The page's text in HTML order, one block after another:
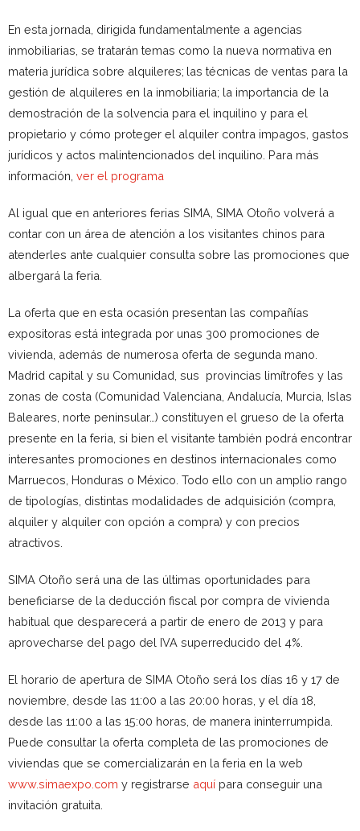
En esta jornada, dirigida fundamentalmente a agencias
inmobiliarias, se tratarán temas como la nueva normativa en
materia jurídica sobre alquileres; las técnicas de ventas para la
gestión de alquileres en la inmobiliaria; la importancia de la
demostración de la solvencia para el inquilino y para el
propietario y cómo proteger el alquiler contra impagos, gastos
jurídicos y actos malintencionados del inquilino. Para más
información, ver el programa
Al igual que en anteriores ferias SIMA, SIMA Otoño volverá a
contar con un área de atención a los visitantes chinos para
atenderles ante cualquier consulta sobre las promociones que
albergará la feria.
La oferta que en esta ocasión presentan las compañías
expositoras está integrada por unas 300 promociones de
vivienda, además de numerosa oferta de segunda mano.
Madrid capital y su Comunidad, sus provincias limítrofes y las
zonas de costa (Comunidad Valenciana, Andalucía, Murcia, Islas
Baleares, norte peninsular…) constituyen el grueso de la oferta
presente en la feria, si bien el visitante también podrá encontrar
interesantes promociones en destinos internacionales como
Marruecos, Honduras o México. Todo ello con un amplio rango
de tipologías, distintas modalidades de adquisición (compra,
alquiler y alquiler con opción a compra) y con precios
atractivos.
SIMA Otoño será una de las últimas oportunidades para
beneficiarse de la deducción fiscal por compra de vivienda
habitual que desparecerá a partir de enero de 2013 y para
aprovecharse del pago del IVA superreducido del 4%.
El horario de apertura de SIMA Otoño será los días 16 y 17 de
noviembre, desde las 11:00 a las 20:00 horas, y el día 18,
desde las 11:00 a las 15:00 horas, de manera ininterrumpida.
Puede consultar la oferta completa de las promociones de
viviendas que se comercializarán en la feria en la web
www.simaexpo.com y registrarse aquí para conseguir una
invitación gratuita.